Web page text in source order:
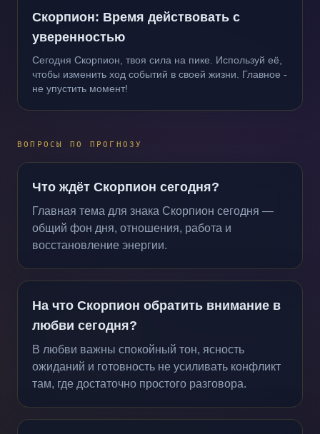
Скорпион: Время действовать с
уверенностью
Сегодня Скорпион, твоя сила на пике. Используй её,
чтобы изменить ход событий в своей жизни. Главное -
не упустить момент!
ВОПРОСЫ ПО ПРОГНОЗУ
Что ждёт Скорпион сегодня?
Главная тема для знака Скорпион сегодня —
общий фон дня, отношения, работа и
восстановление энергии.
На что Скорпион обратить внимание в
любви сегодня?
В любви важны спокойный тон, ясность
ожиданий и готовность не усиливать конфликт
там, где достаточно простого разговора.